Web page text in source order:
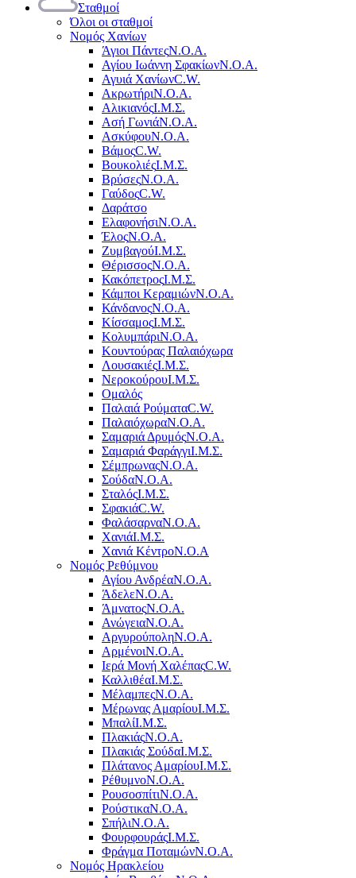
Σταθμοί
Όλοι οι σταθμοί
Νομός Χανίων
Άγιοι ΠάντεςΝ.Ο.Α.
Αγίου Ιωάννη ΣφακίωνΝ.Ο.Α.
Αγυιά ΧανίωνC.W.
ΑκρωτήριΝ.Ο.Α.
ΑλικιανόςΙ.Μ.Σ.
Ασή ΓωνιάΝ.Ο.Α.
ΑσκύφουΝ.Ο.Α.
ΒάμοςC.W.
ΒουκολιέςΙ.Μ.Σ.
ΒρύσεςΝ.Ο.Α.
ΓαύδοςC.W.
Δαράτσο
ΕλαφονήσιΝ.Ο.Α.
ΈλοςΝ.Ο.Α.
ΖυμβαγούΙ.Μ.Σ.
ΘέρισσοςΝ.Ο.Α.
ΚακόπετροςΙ.Μ.Σ.
Κάμποι ΚεραμιώνΝ.Ο.Α.
ΚάνδανοςΝ.Ο.Α.
ΚίσσαμοςΙ.Μ.Σ.
ΚολυμπάριΝ.Ο.Α.
Κουντούρας Παλαιόχωρα
ΛουσακιέςΙ.Μ.Σ.
ΝεροκούρουΙ.Μ.Σ.
Ομαλός
Παλαιά ΡούματαC.W.
ΠαλαιόχωραΝ.Ο.Α.
Σαμαριά ΔρυμόςΝ.Ο.Α.
Σαμαριά ΦαράγγιΙ.Μ.Σ.
ΣέμπρωναςΝ.Ο.Α.
ΣούδαΝ.Ο.Α.
ΣταλόςΙ.Μ.Σ.
ΣφακιάC.W.
ΦαλάσαρναΝ.Ο.Α.
ΧανιάΙ.Μ.Σ.
Χανιά ΚέντροN.O.A
Νομός Ρεθύμνου
Αγίου ΑνδρέαΝ.Ο.Α.
ΆδελεΝ.Ο.Α.
ΆμνατοςΝ.Ο.Α.
ΑνώγειαΝ.Ο.Α.
ΑργυρούποληΝ.Ο.Α.
ΑρμένοιΝ.Ο.Α.
Ιερά Μονή ΧαλέπαςC.W.
ΚαλλιθέαΙ.Μ.Σ.
ΜέλαμπεςΝ.Ο.Α.
Μέρωνας ΑμαρίουΙ.Μ.Σ.
ΜπαλίΙ.Μ.Σ.
ΠλακιάςΝ.Ο.Α.
Πλακιάς ΣούδαΙ.Μ.Σ.
Πλάτανος ΑμαρίουΙ.Μ.Σ.
ΡέθυμνοΝ.Ο.Α.
ΡουσοσπίτιΝ.Ο.Α.
ΡούστικαΝ.Ο.Α.
ΣπήλιΝ.Ο.Α.
ΦουρφουράςΙ.Μ.Σ.
Φράγμα ΠοταμώνΝ.Ο.Α.
Νομός Ηρακλείου